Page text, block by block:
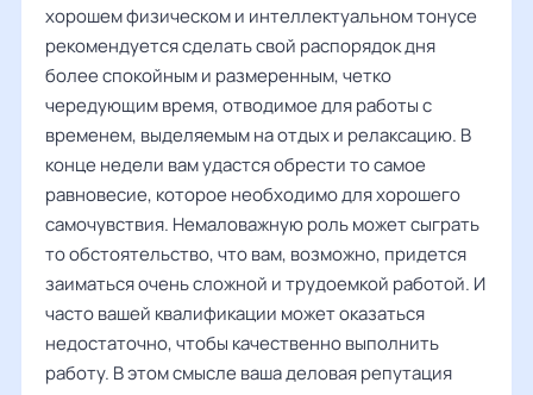
хорошем физическом и интеллектуальном тонусе
рекомендуется сделать свой распорядок дня
более спокойным и размеренным, четко
чередующим время, отводимое для работы с
временем, выделяемым на отдых и релаксацию. В
конце недели вам удастся обрести то самое
равновесие, которое необходимо для хорошего
самочувствия. Немаловажную роль может сыграть
то обстоятельство, что вам, возможно, придется
заиматься очень сложной и трудоемкой работой. И
часто вашей квалификации может оказаться
недостаточно, чтобы качественно выполнить
работу. В этом смысле ваша деловая репутация